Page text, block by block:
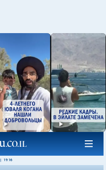
19:16